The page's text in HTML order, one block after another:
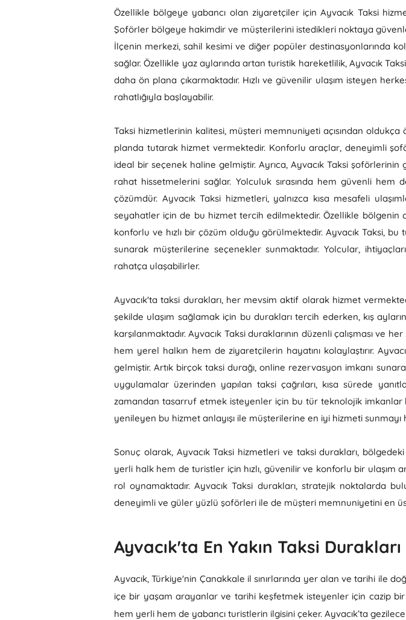
Özellikle bölgeye yabancı olan ziyaretçiler için Ayvacık Taksi
Şoförler bölgeye hakimdir ve müşterilerini istedikleri noktaya güvenle
İlçenin merkezi, sahil kesimi ve diğer popüler destinasyonlarında
sağlar. Özellikle yaz aylarında artan turistik hareketlilik, Ayvacık
daha ön plana çıkarmaktadır. Hızlı ve güvenilir ulaşım isteyen
rahatlığıyla başlayabilir.
Taksi hizmetlerinin kalitesi, müşteri memnuniyeti açısından
planda tutarak hizmet vermektedir. Konforlu araçlar, deneyimli
ideal bir seçenek haline gelmiştir. Ayrıca, Ayvacık Taksi
rahat hissetmelerini sağlar. Yolculuk sırasında hem güvenli
çözümdür. Ayvacık Taksi hizmetleri, yalnızca kısa mesafeli
seyahatler için de bu hizmet tercih edilmektedir. Özellikle bölgenin
konforlu ve hızlı bir çözüm olduğu görülmektedir. Ayvacık Taksi,
sunarak müşterilerine seçenekler sunmaktadır. Yolcular,
rahatça ulaşabilirler.
Ayvacık'ta taksi durakları, her mevsim aktif olarak hizmet
şekilde ulaşım sağlamak için bu durakları tercih ederken, kış
karşılanmaktadır. Ayvacık Taksi duraklarının düzenli çalışması ve
hem yerel halkın hem de ziyaretçilerin hayatını kolaylaştırır.
gelmiştir. Artık birçok taksi durağı, online rezervasyon imkanı
uygulamalar üzerinden yapılan taksi çağrıları, kısa sürede
zamandan tasarruf etmek isteyenler için bu tür teknolojik imkanlar
yenileyen bu hizmet anlayışı ile müşterilerine en iyi hizmeti
Sonuç olarak, Ayvacık Taksi hizmetleri ve taksi durakları,
yerli halk hem de turistler için hızlı, güvenilir ve konforlu bir ulaşım
rol oynamaktadır. Ayvacık Taksi durakları, stratejik noktalarda
deneyimli ve güler yüzlü şoförleri ile de müşteri memnuniyetini en
Ayvacık'ta En Yakın Taksi Durakları
Ayvacık, Türkiye'nin Çanakkale il sınırlarında yer alan ve tarihi ile
içe bir yaşam arayanlar ve tarihi keşfetmek isteyenler için cazip
hem yerli hem de yabancı turistlerin ilgisini çeker. Ayvacık’ta